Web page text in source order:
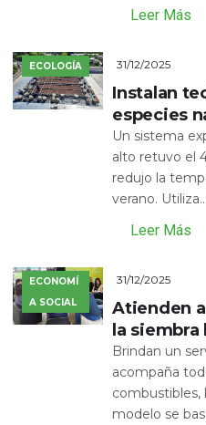
Leer Más
ECOLOGÍA 31/12/2025
Instalan
especies
Un sistema
alto retuvo el
redujo la
verano. Utiliza...
Leer Más
ECONOMÍ
A SOCIAL
31/12/2025
Atienden
la siembra
Brindan un
acompaña
combustibles,
modelo se